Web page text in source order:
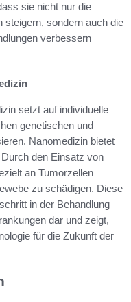
sie nicht nur die
steigern, sondern auch die
verbessern
setzt auf individuelle
genetischen und
Nanomedizin bietet
den Einsatz von
an Tumorzellen
zu schädigen. Diese
in der Behandlung
dar und zeigt,
für die Zukunft der